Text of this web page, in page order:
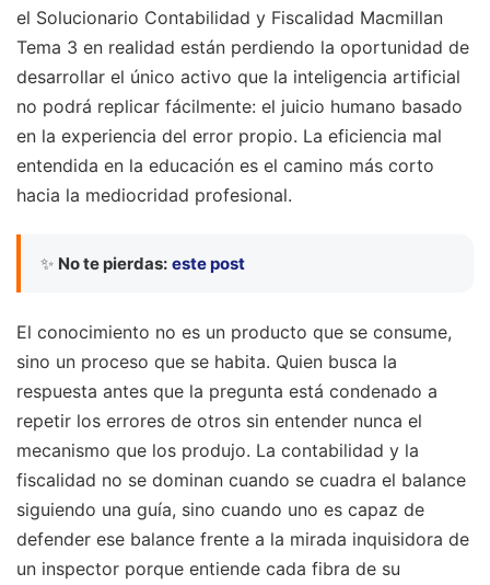
el Solucionario Contabilidad y Fiscalidad Macmillan
Tema 3 en realidad están perdiendo la oportunidad de
desarrollar el único activo que la inteligencia artificial
no podrá replicar fácilmente: el juicio humano basado
en la experiencia del error propio. La eficiencia mal
entendida en la educación es el camino más corto
hacia la mediocridad profesional.
✨ No te pierdas: este post
El conocimiento no es un producto que se consume,
sino un proceso que se habita. Quien busca la
respuesta antes que la pregunta está condenado a
repetir los errores de otros sin entender nunca el
mecanismo que los produjo. La contabilidad y la
fiscalidad no se dominan cuando se cuadra el balance
siguiendo una guía, sino cuando uno es capaz de
defender ese balance frente a la mirada inquisidora de
un inspector porque entiende cada fibra de su